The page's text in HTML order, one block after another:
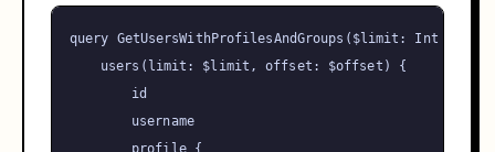
query GetUsersWithProfilesAndGroups ( $limit : Int
	users
( limit : $limit , offset : $offset ) {
		profile
{